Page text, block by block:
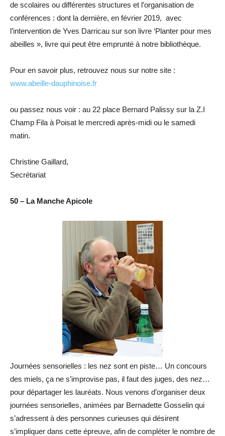
de scolaires ou différentes structures et l’organisation de
conférences : dont la dernière, en février 2019, avec
l’intervention de Yves Darricau sur son livre ‘Planter pour mes
abeilles », livre qui peut être emprunté à notre bibliothèque.
Pour en savoir plus, retrouvez nous sur notre site :
www.abeille-dauphinoise.fr
ou passez nous voir : au 22 place Bernard Palissy sur la Z.I
Champ Fila à Poisat le mercredi après-midi ou le samedi
matin.
Christine Gaillard,
Secrétariat
50 – La Manche Apicole
Journées sensorielles : les nez sont en piste… Un concours
des miels, ça ne s’improvise pas, il faut des juges, des nez…
pour départager les lauréats. Nous venons d’organiser deux
journées sensorielles, animées par Bernadette Gosselin qui
s’adressent à des personnes curieuses qui désirent
s’impliquer dans cette épreuve, afin de compléter le nombre de